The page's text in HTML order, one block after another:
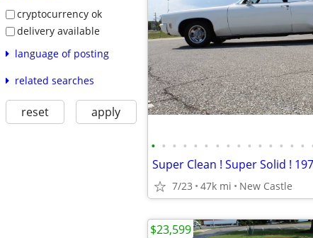
cryptocurrency ok
delivery available
language of posting
related searches
reset apply
• • • • • • • • • • • • • • •
7/23 47k mi New Castle
$23,599